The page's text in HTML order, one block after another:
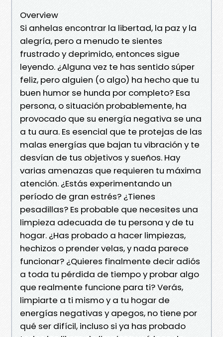
Overview
Si anhelas encontrar la libertad, la paz y la
alegría, pero a menudo te sientes
frustrado y deprimido, entonces sigue
leyendo. ¿Alguna vez te has sentido súper
feliz, pero alguien (o algo) ha hecho que tu
buen humor se hunda por completo? Esa
persona, o situación probablemente, ha
provocado que su energía negativa se una
a tu aura. Es esencial que te protejas de las
malas energías que bajan tu vibración y te
desvían de tus objetivos y sueños. Hay
varias amenazas que requieren tu máxima
atención. ¿Estás experimentando un
período de gran estrés? ¿Tienes
pesadillas? Es probable que necesites una
limpieza adecuada de tu persona y de tu
hogar. ¿Has probado a hacer limpiezas,
hechizos o prender velas, y nada parece
funcionar? ¿Quieres finalmente decir adiós
a toda tu pérdida de tiempo y probar algo
que realmente funcione para ti? Verás,
limpiarte a ti mismo y a tu hogar de
energías negativas y apegos, no tiene por
qué ser difícil, incluso si ya has probado